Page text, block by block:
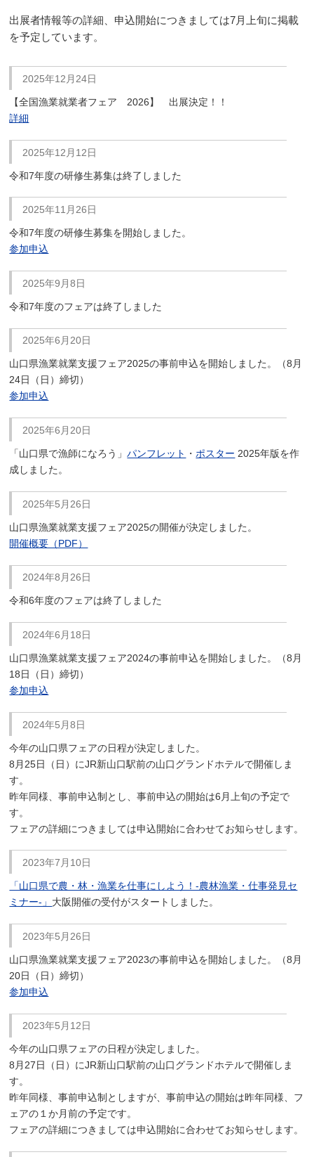
出展者情報等の詳細、申込開始につきましては7月上旬に掲載
を予定しています。
2025年12月24日
【全国漁業就業者フェア 2026】 出展決定！！
詳細
2025年12月12日
令和7年度の研修生募集は終了しました
2025年11月26日
令和7年度の研修生募集を開始しました。
参加申込
2025年9月8日
令和7年度のフェアは終了しました
2025年6月20日
山口県漁業就業支援フェア2025の事前申込を開始しました。（8月
24日（日）締切）
参加申込
2025年6月20日
「山口県で漁師になろう」パンフレット ・ ポスター 2025年版を作
成しました。
2025年5月26日
山口県漁業就業支援フェア2025の開催が決定しました。
開催概要（PDF）
2024年8月26日
令和6年度のフェアは終了しました
2024年6月18日
山口県漁業就業支援フェア2024の事前申込を開始しました。（8月
18日（日）締切）
参加申込
2024年5月8日
今年の山口県フェアの日程が決定しました。
8月25日（日）にJR新山口駅前の山口グランドホテルで開催しま
す。
昨年同様、事前申込制とし、事前申込の開始は6月上旬の予定で
す。
フェアの詳細につきましては申込開始に合わせてお知らせします。
2023年7月10日
「山口県で農・林・漁業を仕事にしよう！-農林漁業・仕事発見セ
ミナー-」 大阪開催の受付がスタートしました。
2023年5月26日
山口県漁業就業支援フェア2023の事前申込を開始しました。（8月
20日（日）締切）
参加申込
2023年5月12日
今年の山口県フェアの日程が決定しました。
8月27日（日）にJR新山口駅前の山口グランドホテルで開催しま
す。
昨年同様、事前申込制としますが、事前申込の開始は昨年同様、フ
ェアの１か月前の予定です。
フェアの詳細につきましては申込開始に合わせてお知らせします。